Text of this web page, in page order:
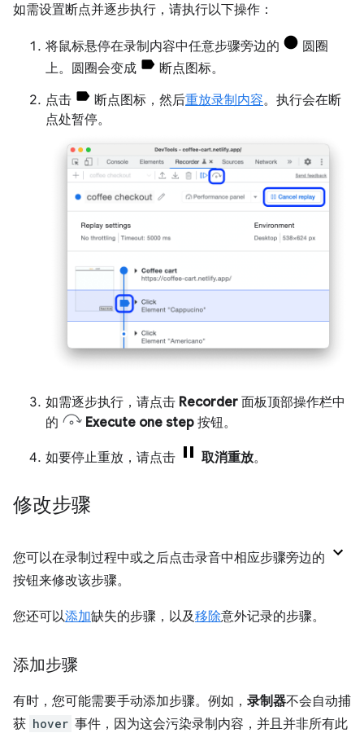
如需设置断点并逐步执行，请执行以下操作：
将鼠标悬停在录制内容中任意步骤旁边的
圆圈
上。圆圈会变成
断点图标。
点击
断点图标，然后重放录制内容。执行会在断
点处暂停。
如需逐步执行，请点击 Recorder 面板顶部操作栏中
的
Execute one step 按钮。
如要停止重放，请点击 取消重放。
修改步骤
您可以在录制过程中或之后点击录音中相应步骤旁边的
按钮来修改该步骤。
您还可以添加缺失的步骤，以及移除意外记录的步骤。
添加步骤
有时，您可能需要手动添加步骤。例如， 录制器不会自动捕
获 hover 事件，因为这会污染录制内容，并且并非所有此